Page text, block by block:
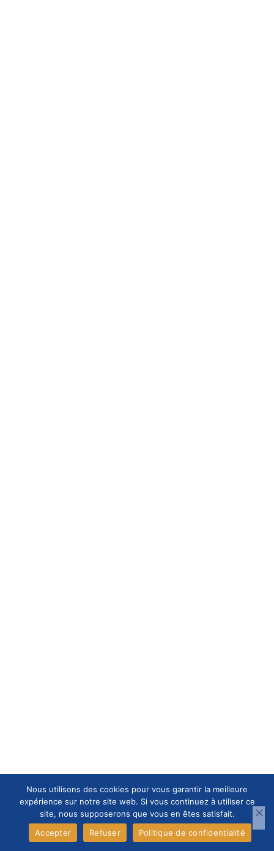
Nous utilisons des cookies pour vous garantir la meilleure
expérience sur notre site web. Si vous continuez à utiliser ce
site, nous supposerons que vous en êtes satisfait.
Accepter
Refuser Politique de confidentialité